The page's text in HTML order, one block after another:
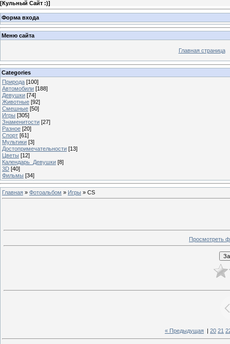
[Кульный Сайт :)]
Форма входа
Меню сайта
Главная страница
Categories
Природа [100]
Автомобили [188]
Девушки [74]
Животные [92]
Смешные [50]
Игры [305]
Знаменитости [27]
Разное [20]
Спорт [61]
Мультики [3]
Достопримечательности [13]
Цветы [12]
Календарь_Девушки [8]
3D [40]
Фильмы [34]
Главная » Фотоальбом » Игры » CS
Просмотреть
« Предыдущая 20 21